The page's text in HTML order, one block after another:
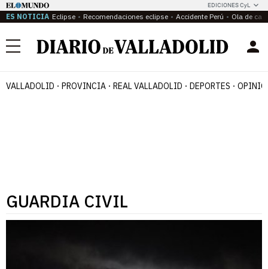
EDICIONES CyL
ES NOTICIA Eclipse Recomendaciones eclipse Accidente Perú Ola de
Menú
VALLADOLID PROVINCIA REAL VALLADOLID DEPORTES
GUARDIA CIVIL